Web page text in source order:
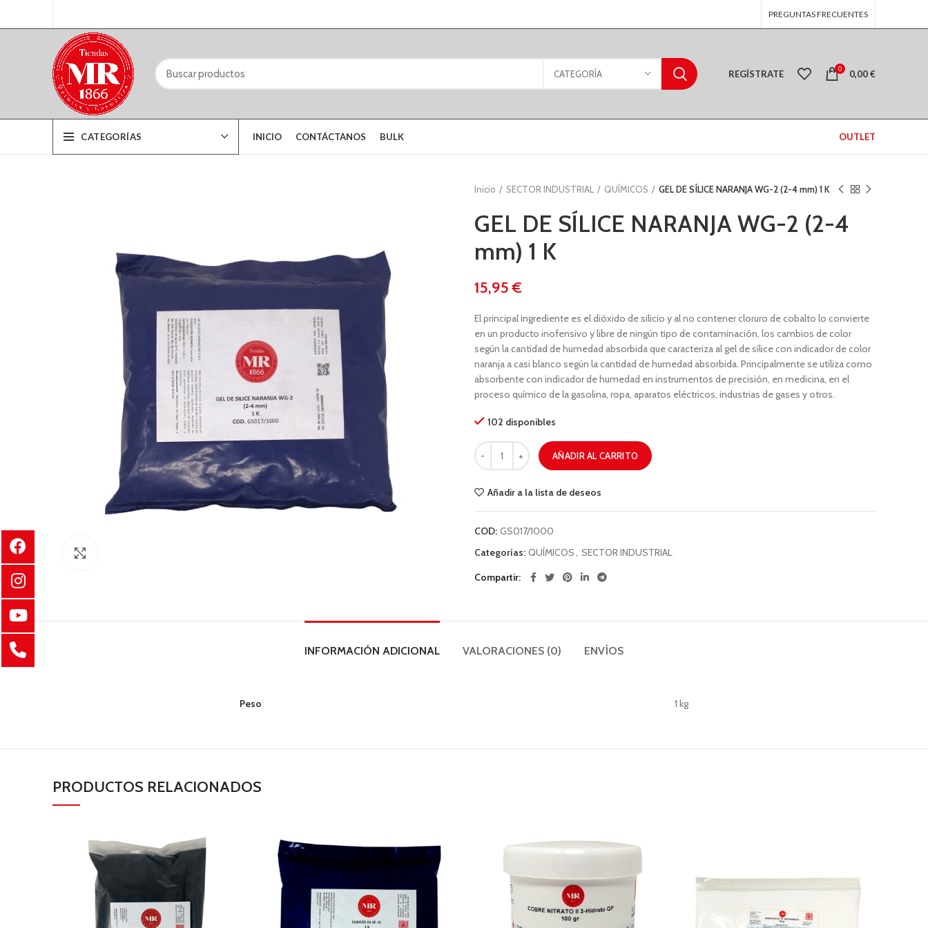
PREGUNTAS FRECUENTES
CATEGORÍA REGÍSTRATE 0 0,00€
CATEGORÍAS INICIO CONTÁCTANOS BULK OUTLET
Inicio SECTOR INDUSTRIAL QUÍMICOS GEL DE SÍLICE NARANJA WG-2 (2-4 mm) 1 K
GEL DE SÍLICE NARANJA WG-2 (2-4
mm) 1 K
€
El principal ingrediente es el dióxido de silicio y al no contener cloruro de cobalto lo convierte
en un producto inofensivo y libre de ningún tipo de contaminación, los cambios de color
según la cantidad de humedad absorbida que caracteriza al gel de sílice con indicador de color
naranja a casi blanco según la cantidad de humedad absorbida. Principalmente se utiliza como
absorbente con indicador de humedad en instrumentos de precisión, en medicina, en el
proceso químico de la gasolina, ropa, aparatos eléctricos, industrias de gases y otros.
102 disponibles
AÑADIR AL CARRITO
Añadir a la lista de deseos
COD: GS017/1000
Categorías: QUÍMICOS, SECTOR INDUSTRIAL
Compartir
INFORMACIÓN ADICIONAL VALORACIONES (0) ENVÍOS
Peso 1 kg
PRODUCTOS RELACIONADOS